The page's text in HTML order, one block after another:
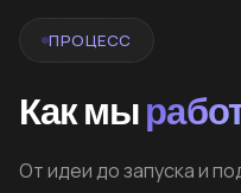
ПРОЦЕСС
Как мы
От идеи до запуска и